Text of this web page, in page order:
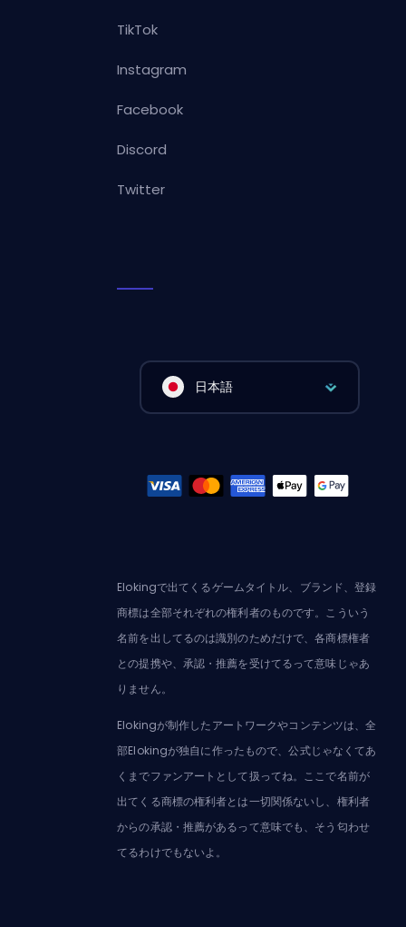
TikTok
Instagram
Facebook
Discord
Twitter
日本語
Elokingで出てくるゲームタイトル、ブランド、登録
商標は全部それぞれの権利者のものです。こういう
名前を出してるのは識別のためだけで、各商標権者
との提携や、承認・推薦を受けてるって意味じゃあ
りません。
Elokingが制作したアートワークやコンテンツは、全
部Elokingが独自に作ったもので、公式じゃなくてあ
くまでファンアートとして扱ってね。ここで名前が
出てくる商標の権利者とは一切関係ないし、権利者
からの承認・推薦があるって意味でも、そう匂わせ
てるわけでもないよ。